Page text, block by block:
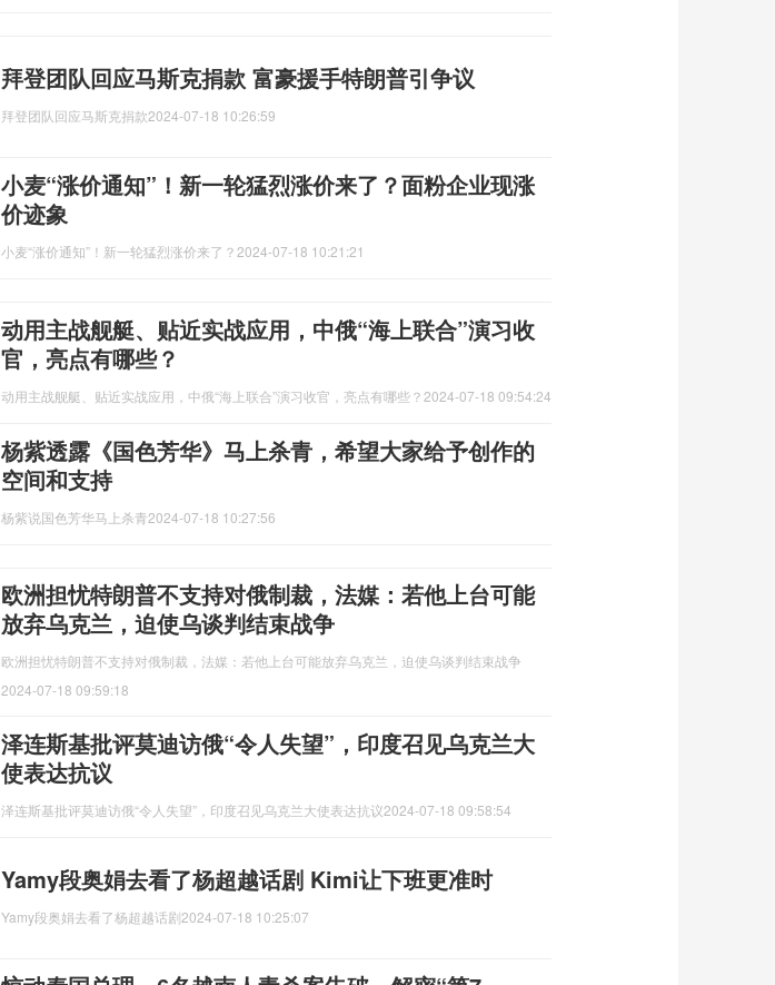
拜登团队回应马斯克捐款 富豪援手特朗普引争议
拜登团队回应马斯克捐款2024-07-18 10:26:59
小麦“涨价通知”！新一轮猛烈涨价来了？面粉企业现涨
价迹象
小麦“涨价通知”！新一轮猛烈涨价来了？ 2024-07-18 10:21:21
动用主战舰艇、贴近实战应用，中俄“海上联合”演习收
官，亮点有哪些？
动用主战舰艇、贴近实战应用，中俄“海上联合”演习收官，亮点有哪些？ 2024-07-18 09:54:24
杨紫透露《国色芳华》马上杀青，希望大家给予创作的
空间和支持
杨紫说国色芳华马上杀青2024-07-18 10:27:56
欧洲担忧特朗普不支持对俄制裁，法媒：若他上台可能
放弃乌克兰，迫使乌谈判结束战争
欧洲担忧特朗普不支持对俄制裁，法媒：若他上台可能放弃乌克兰，迫使乌谈判结束战争
2024-07-18 09:59:18
泽连斯基批评莫迪访俄“令人失望”，印度召见乌克兰大
使表达抗议
泽连斯基批评莫迪访俄“令人失望”，印度召见乌克兰大使表达抗议2024-07-18 09:58:54
Yamy段奥娟去看了杨超越话剧 Kimi让下班更准时
Yamy段奥娟去看了杨超越话剧2024-07-18 10:25:07